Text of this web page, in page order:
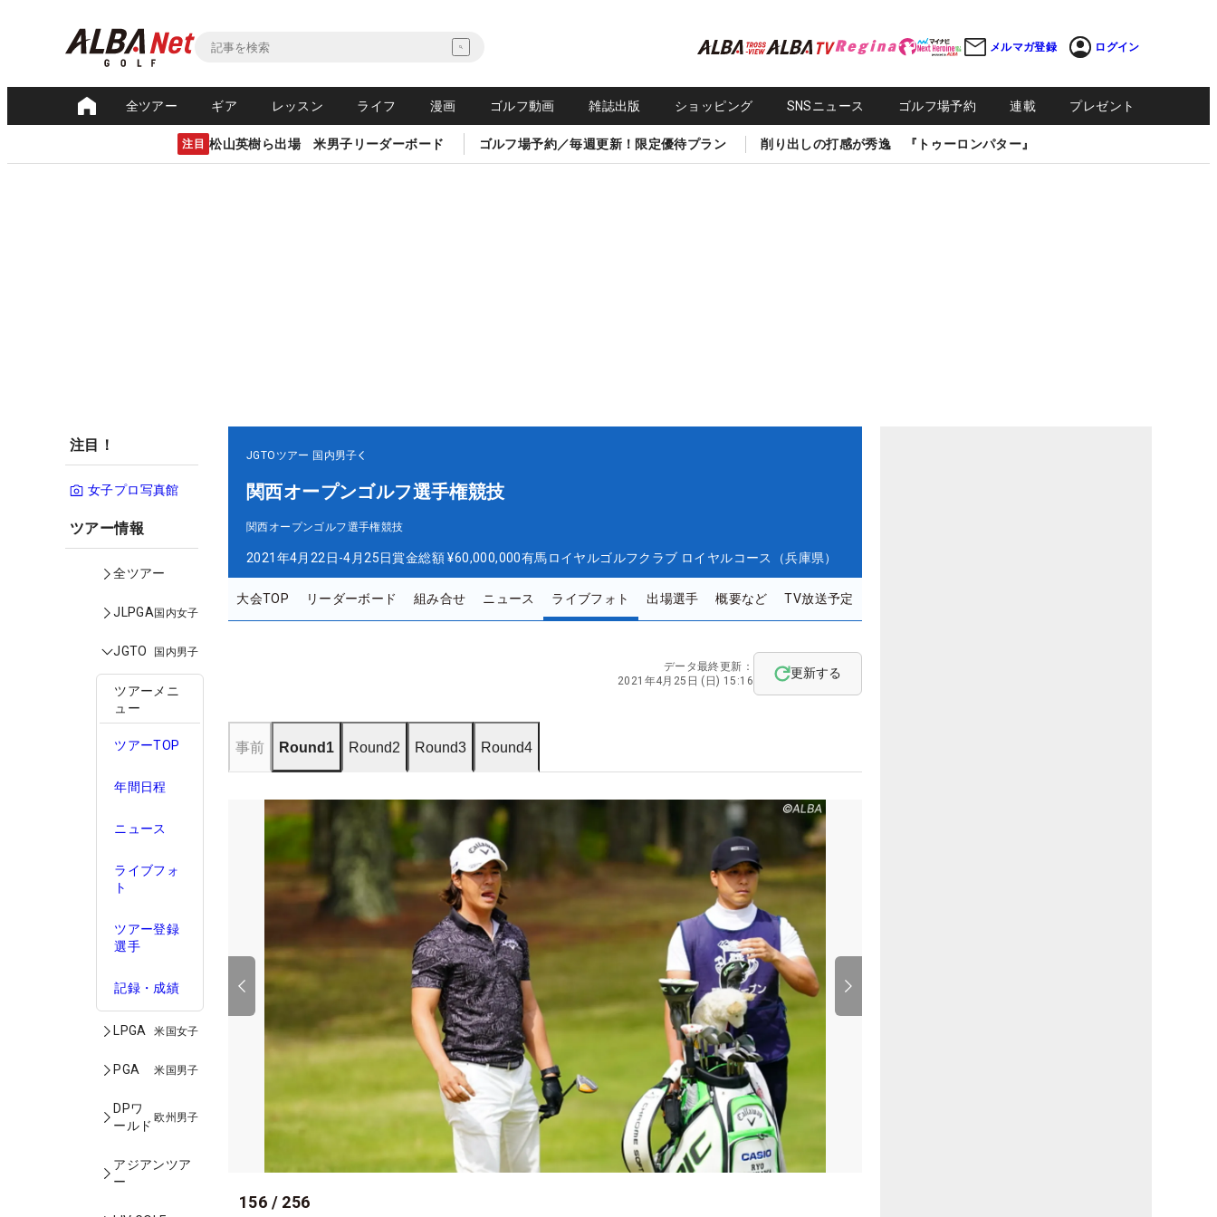
メルマガ登録 ログイン
全ツアー ギア レッスン ライフ 漫画 ゴルフ動画 雑誌出版 ショッピング SNSニュース ゴルフ場予約 連載 プレゼント
注目 松山英樹ら出場 米男子リーダーボード ゴルフ場予約／毎週更新！限定優待プラン 削り出しの打感が秀逸 『トゥーロンパター』
注目！
女子プロ写真館
ツアー情報
全ツアー
JLPGA国内女子
JGTO 国内男子
ツアーメニ
ュー
ツアーTOP
年間日程
ニュース
ライブフォ
ト
ツアー登録
選手
記録・成績
LPGA 米国女子
PGA 米国男子
DPワ
ールド
欧州男子
アジアンツア
ー
JGTOツアー 国内男子
関西オープンゴルフ選手権競技
関西オープンゴルフ選手権競技
2021年4月22日-4月25日賞金総額 ¥60,000,000有馬ロイヤルゴルフクラブ ロイヤルコース（兵庫県）
大会TOP リーダーボード 組み合せ ニュース ライブフォト 出場選手 概要など TV放送予定
データ最終更新：
2021年4月25日 (日) 15:16
更新する
事前 Round1 Round2 Round3 Round4
156 / 256